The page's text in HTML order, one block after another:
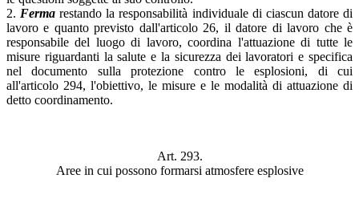
2. Ferma restando la responsabilità individuale di ciascun datore di
lavoro e quanto previsto dall'articolo 26, il datore di lavoro che è
responsabile del luogo di lavoro, coordina l'attuazione di tutte le
misure riguardanti la salute e la sicurezza dei lavoratori e specifica
nel documento sulla protezione contro le esplosioni, di cui
all'articolo 294, l'obiettivo, le misure e le modalità di attuazione di
detto coordinamento.
Art. 293.
Aree in cui possono formarsi atmosfere esplosive